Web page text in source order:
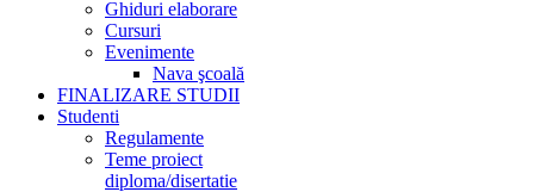
Ghiduri elaborare
Cursuri
Evenimente
Nava şcoală
FINALIZARE STUDII
Studenti
Regulamente
Teme proiect
diploma/disertatie